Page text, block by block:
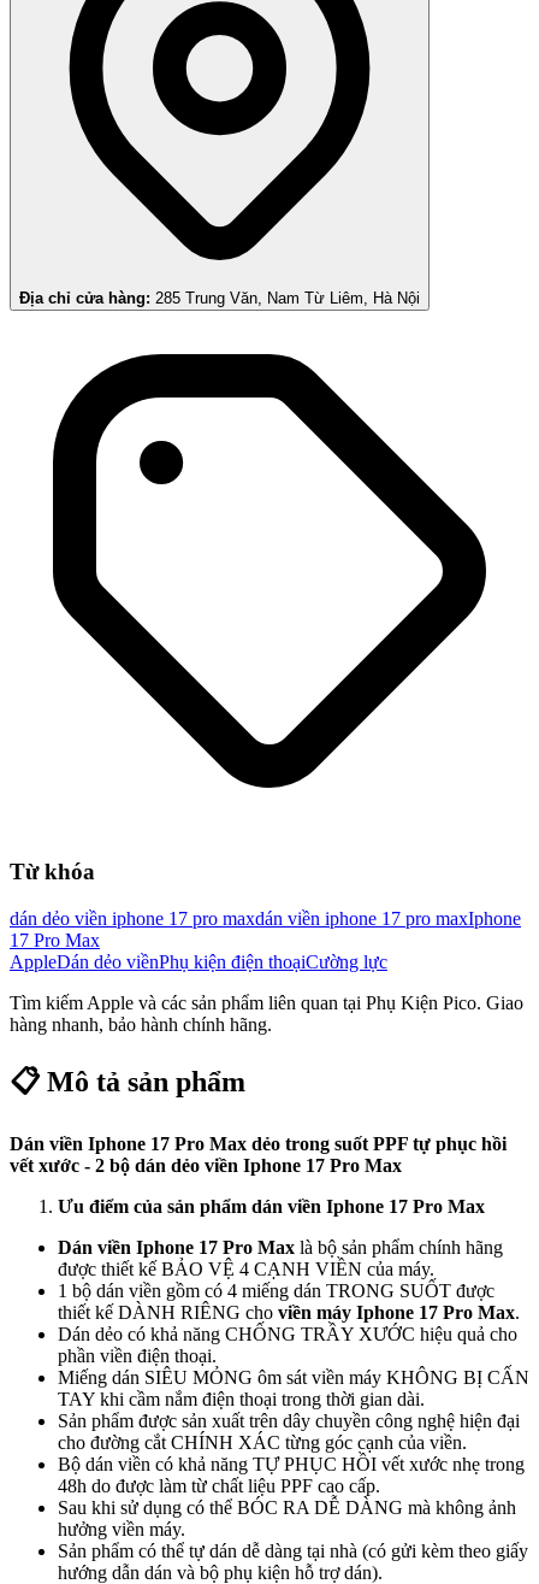
Địa chỉ cửa hàng: 285 Trung Văn, Nam Từ Liêm, Hà Nội
Từ khóa
dán dẻo viền iphone 17 pro maxdán viền iphone 17 pro maxIphone
17 Pro Max
AppleDán dẻo viềnPhụ kiện điện thoạiCường lực
Tìm kiếm Apple và các sản phẩm liên quan tại Phụ Kiện Pico. Giao
hàng nhanh, bảo hành chính hãng.
📋 Mô tả sản phẩm
Dán viền Iphone 17 Pro Max dẻo trong suốt PPF tự phục hồi
vết xước - 2 bộ dán dẻo viền Iphone 17 Pro Max
Ưu điểm của sản phẩm dán viền Iphone 17 Pro Max
Dán viền Iphone 17 Pro Max là bộ sản phẩm chính hãng
được thiết kế BẢO VỆ 4 CẠNH VIỀN của máy.
1 bộ dán viền gồm có 4 miếng dán TRONG SUỐT được
thiết kế DÀNH RIÊNG cho viền máy Iphone 17 Pro Max.
Dán dẻo có khả năng CHỐNG TRẦY XƯỚC hiệu quả cho
phần viền điện thoại.
Miếng dán SIÊU MỎNG ôm sát viền máy KHÔNG BỊ CẤN
TAY khi cầm nắm điện thoại trong thời gian dài.
Sản phẩm được sản xuất trên dây chuyền công nghệ hiện đại
cho đường cắt CHÍNH XÁC từng góc cạnh của viền.
Bộ dán viền có khả năng TỰ PHỤC HỒI vết xước nhẹ trong
48h do được làm từ chất liệu PPF cao cấp.
Sau khi sử dụng có thể BÓC RA DỄ DÀNG mà không ảnh
hưởng viền máy.
Sản phẩm có thể tự dán dễ dàng tại nhà (có gửi kèm theo giấy
hướng dẫn dán và bộ phụ kiện hỗ trợ dán).